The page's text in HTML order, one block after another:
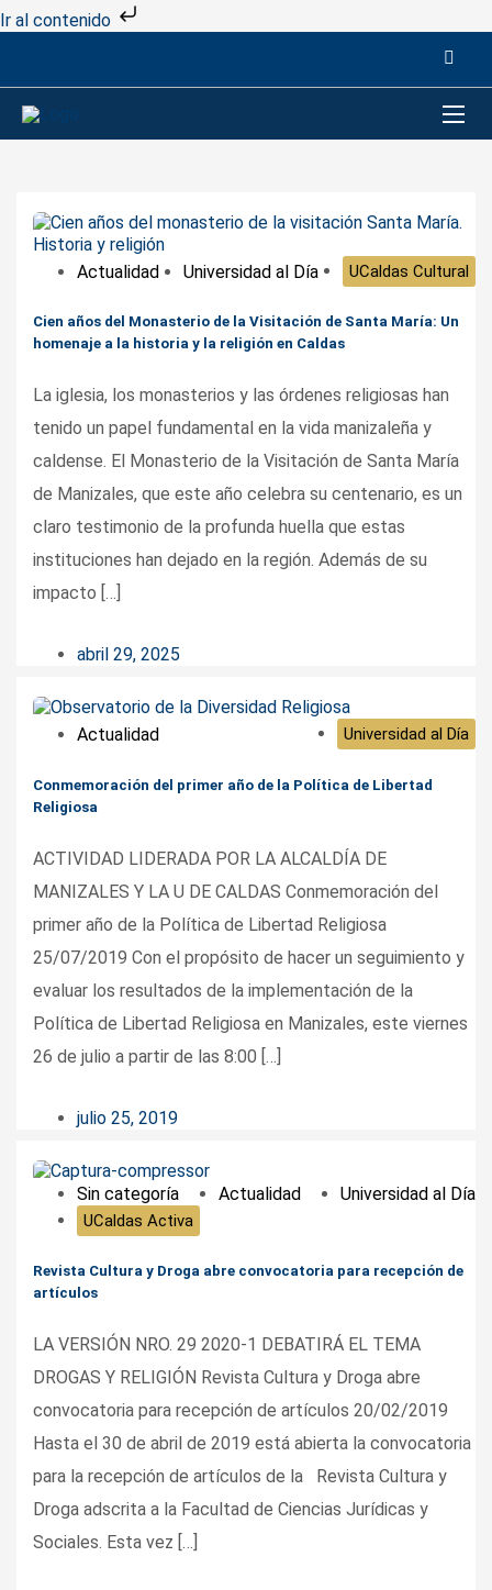
Ir al contenido
Actualidad Universidad al Día UCaldas Cultural
Cien años del Monasterio de la Visitación de Santa María: Un
homenaje a la historia y la religión en Caldas
La iglesia, los monasterios y las órdenes religiosas han
tenido un papel fundamental en la vida manizaleña y
caldense. El Monasterio de la Visitación de Santa María
de Manizales, que este año celebra su centenario, es un
claro testimonio de la profunda huella que estas
instituciones han dejado en la región. Además de su
impacto […]
abril 29, 2025
Actualidad Universidad al Día
Conmemoración del primer año de la Política de Libertad
Religiosa
ACTIVIDAD LIDERADA POR LA ALCALDÍA DE
MANIZALES Y LA U DE CALDAS Conmemoración del
primer año de la Política de Libertad Religiosa
25/07/2019 Con el propósito de hacer un seguimiento y
evaluar los resultados de la implementación de la
Política de Libertad Religiosa en Manizales, este viernes
26 de julio a partir de las 8:00 […]
julio 25, 2019
Sin categoría Actualidad Universidad al Día
UCaldas Activa
Revista Cultura y Droga abre convocatoria para recepción de
artículos
LA VERSIÓN NRO. 29 2020-1 DEBATIRÁ EL TEMA
DROGAS Y RELIGIÓN Revista Cultura y Droga abre
convocatoria para recepción de artículos 20/02/2019
Hasta el 30 de abril de 2019 está abierta la convocatoria
para la recepción de artículos de la Revista Cultura y
Droga adscrita a la Facultad de Ciencias Jurídicas y
Sociales. Esta vez […]